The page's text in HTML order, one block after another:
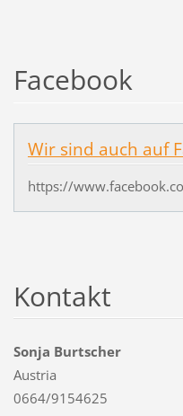
Facebook
Wir sind auch auf
https://
Kontakt
Sonja Burtscher
Austria
0664/9154625